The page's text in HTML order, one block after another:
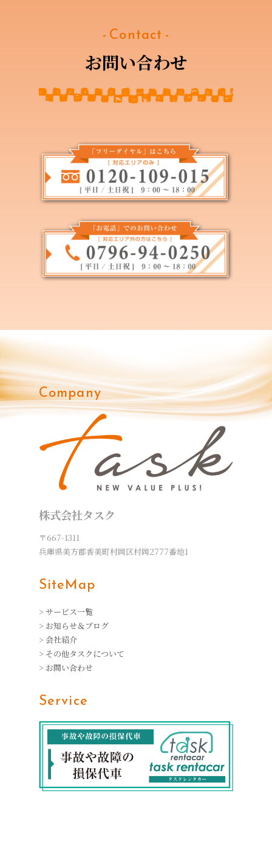
- Contact -
お問い合わせ
Company
株式会社タスク
〒667-1311
兵庫県美方郡香美町村岡区村岡2777番地1
SiteMap
> サービス一覧
> お知らせ＆ブログ
> 会社紹介
> その他タスクについて
> お問い合わせ
Service